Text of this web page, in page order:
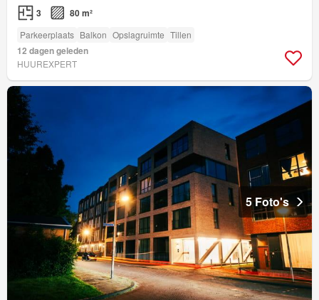
3 80 m²
Parkeerplaats Balkon Opslagruimte Tillen
12 dagen geleden
HUUREXPERT
5 Foto's